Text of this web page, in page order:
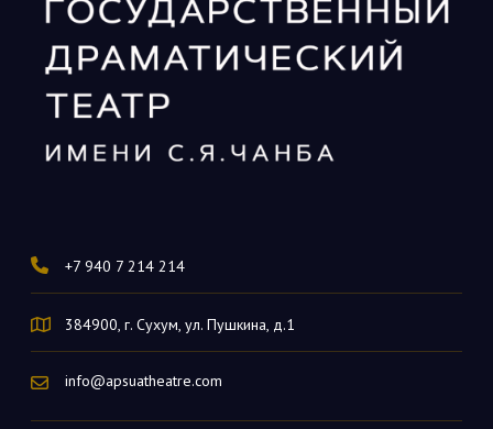
+7 940 7 214 214
384900, г. Сухум, ул. Пушкина, д.1
info@apsuatheatre.com